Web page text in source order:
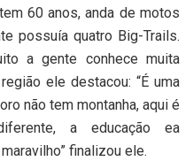
60 anos, anda de motos
possuía quatro Big-Trails.
a gente conhece muita
ele destacou: “É uma
não tem montanha, aqui é
a educação ea
finalizou ele.